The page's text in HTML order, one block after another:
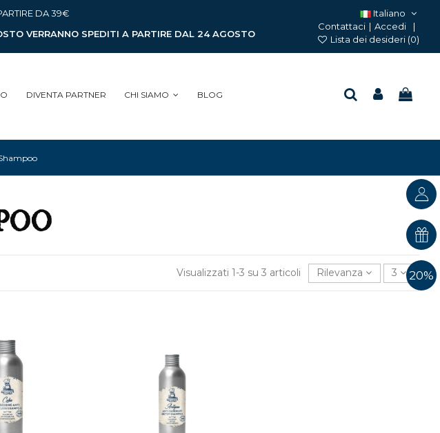
DA 39€
VERRANNO SPEDITI A PARTIRE DAL 24 AGOSTO
Italiano
Contattaci | Accedi
Lista dei desideri (0)
DIVENTA PARTNER CHI SIAMO BLOG
Visualizzati 1-3 su 3 articoli Rilevanza 3 20%